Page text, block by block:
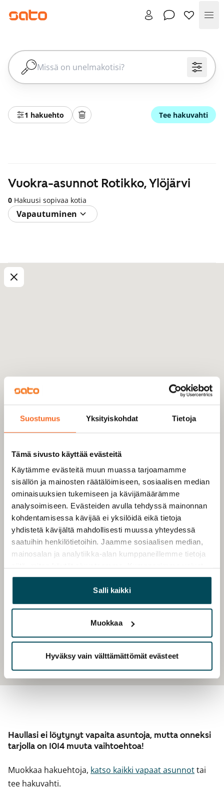
Suostumus Yksityiskohdat Tietoja
Tämä sivusto käyttää evästeitä
Käytämme evästeitä muun muassa tarjoamamme
sisällön ja mainosten räätälöimiseen, sosiaalisen median
ominaisuuksien tukemiseen ja kävijämäärämme
analysoimiseen. Evästeiden avulla tehdyssä mainonnan
kohdentamisessa kävijää ei yksilöidä eikä tietoja
yhdistetä kävijältä mahdollisesti muussa yhteydessä
saatuihin henkilötietoihin. Jaamme sosiaalisen median,
mainosalan ja analytiikka-alan kumppaneillemme tietoja
yhdistää näitä tietoja muihin tietoihin, joita olet antanut
heille tai joita on kerätty, kun olet käyttänyt heidän
palvelujaan.
Salli kaikki
Muokkaa
Hyväksy vain välttämättömät evästeet
1 hakuehto Tee hakuvahti
Vuokra-asunnot Rotikko, Ylöjärvi
0 Hakuusi sopivaa kotia
Vapautuminen
Haullasi ei löytynyt vapaita asuntoja, mutta onneksi
tarjolla on 1014 muuta vaihtoehtoa!
Muokkaa hakuehtoja, katso kaikki vapaat asunnottai
tee hakuvahti.